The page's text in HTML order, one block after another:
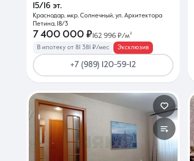
15/16 эт.
Краснодар, мкр. Солнечный, ул. Архитектора
Петина, 18/3
7 400 000 ₽ 162 996 ₽/м²
В ипотеку от 81 381 ₽/мес Эксклюзив
+7 (989) 120-59-12